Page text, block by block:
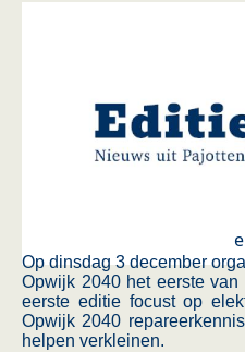
Op dinsdag 3 december
Opwijk 2040 het eerste
eerste editie focust op
Opwijk 2040
helpen verkleinen.